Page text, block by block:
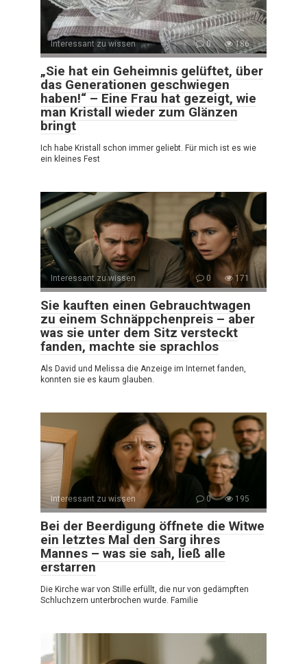
Interessant zu wissen 0 186
„Sie hat ein Geheimnis gelüftet, über
das Generationen geschwiegen
haben!“ – Eine Frau hat gezeigt, wie
man Kristall wieder zum Glänzen
bringt
Ich habe Kristall schon immer geliebt. Für mich ist es wie
ein kleines Fest
Interessant zu wissen 0 171
Sie kauften einen Gebrauchtwagen
zu einem Schnäppchenpreis – aber
was sie unter dem Sitz versteckt
fanden, machte sie sprachlos
Als David und Melissa die Anzeige im Internet fanden,
konnten sie es kaum glauben.
Interessant zu wissen 0 195
Bei der Beerdigung öffnete die Witwe
ein letztes Mal den Sarg ihres
Mannes – was sie sah, ließ alle
erstarren
Die Kirche war von Stille erfüllt, die nur von gedämpften
Schluchzern unterbrochen wurde. Familie